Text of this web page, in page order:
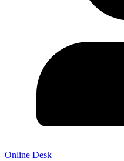
Online Desk